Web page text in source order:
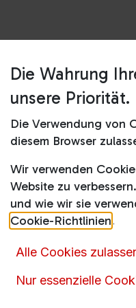
65U7SE
65U7SE
777,00 € inkl. MwSt.
Artikelnummer :
16098
Die Wahrung
unsere Priorität.
Die Verwendung von
diesem Browser
Wir verwenden
Website zu
und wie wir sie
Cookie-Richtlinien.
Alle Cookies
Nur essenzielle